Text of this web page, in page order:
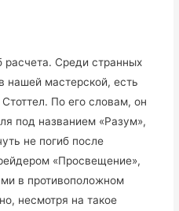
расчета. Среди странных
нашей мастерской, есть
По его словам, он
под названием «Разум»,
не погиб после
«Просвещение»,
в противоположном
несмотря на такое